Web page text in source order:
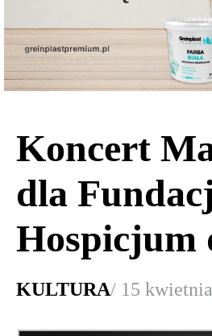
Koncert
dla
Hospicjum
KULTURA/ 15